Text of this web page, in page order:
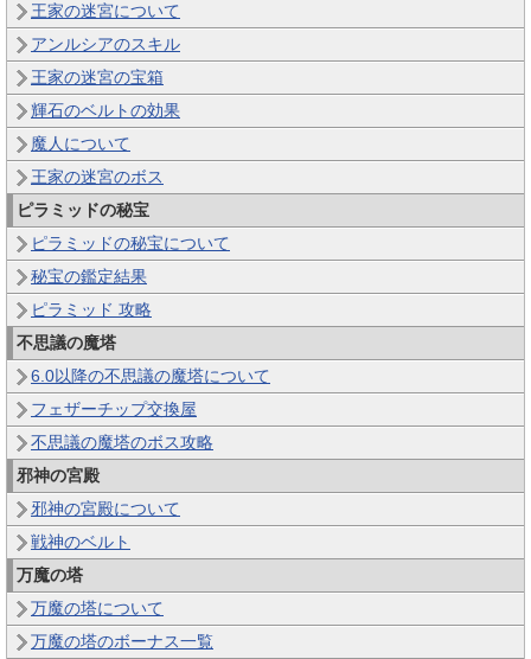
王家の迷宮について
アンルシアのスキル
王家の迷宮の宝箱
輝石のベルトの効果
魔人について
王家の迷宮のボス
ピラミッドの秘宝
ピラミッドの秘宝について
秘宝の鑑定結果
ピラミッド 攻略
不思議の魔塔
6.0以降の不思議の魔塔について
フェザーチップ交換屋
不思議の魔塔のボス攻略
邪神の宮殿
邪神の宮殿について
戦神のベルト
万魔の塔
万魔の塔について
万魔の塔のボーナス一覧